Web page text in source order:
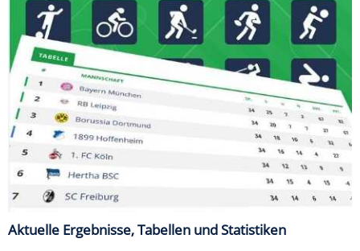
Aktuelle Ergebnisse, Tabellen und Statistiken